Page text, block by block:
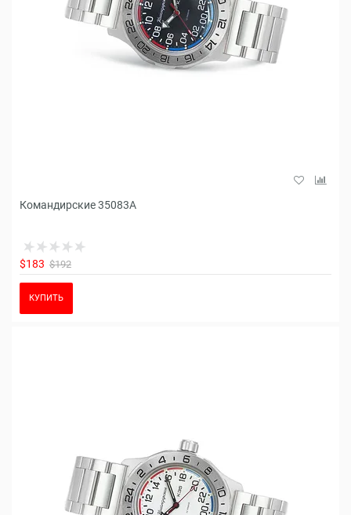
Командирские 35083A
$183 $192
КУПИТЬ